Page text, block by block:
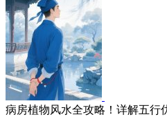
病房植物风水全攻略！详解五行